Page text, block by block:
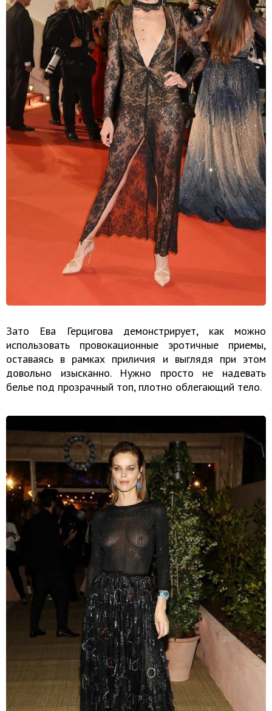
Зато Ева Герцигова демонстрирует, как можно
использовать провокационные эротичные приемы,
оставаясь в рамках приличия и выглядя при этом
довольно изысканно. Нужно просто не надевать
белье под прозрачный топ, плотно облегающий тело.